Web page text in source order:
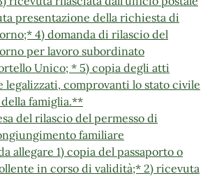
presentazione della richiesta di
4) domanda di rilascio del
per lavoro subordinato
Unico; * 5) copia degli atti
comprovanti lo stato civile
famiglia.**
del rilascio del permesso di
familiare
allegare 1) copia del passaporto o
in corso di validità;* 2) ricevuta